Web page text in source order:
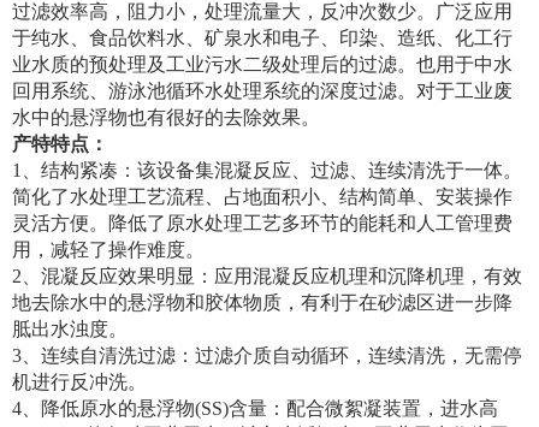
过滤效率高，阻力小，处理流量大，反冲次数少。广泛应用
于纯水、食品饮料水、矿泉水和电子、印染、造纸、化工行
业水质的预处理及工业污水二级处理后的过滤。也用于中水
回用系统、游泳池循环水处理系统的深度过滤。对于工业废
水中的悬浮物也有很好的去除效果。
产特特点：
1、结构紧凑：该设备集混凝反应、过滤、连续清洗于一体。
简化了水处理工艺流程、占地面积小、结构简单、安装操作
灵活方便。降低了原水处理工艺多环节的能耗和人工管理费
用，减轻了操作难度。
2、混凝反应效果明显：应用混凝反应机理和沉降机理，有效
地去除水中的悬浮物和胶体物质，有利于在砂滤区进一步降
胝出水浊度。
3、连续自清洗过滤：过滤介质自动循环，连续清洗，无需停
机进行反冲洗。
4、降低原水的悬浮物(SS)含量：配合微絮凝装置，进水高